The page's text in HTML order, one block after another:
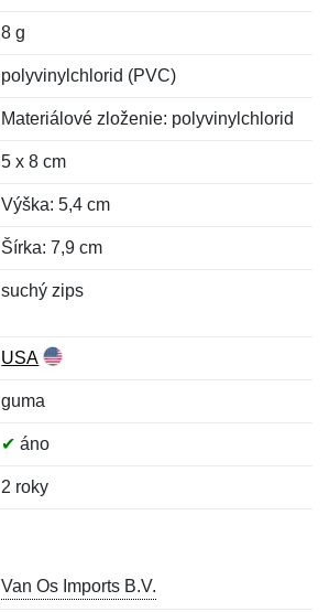
8 g
polyvinylchlorid (PVC)
Materiálové zloženie: polyvinylchlorid
5 x 8 cm
Výška: 5,4 cm
Šírka: 7,9 cm
suchý zips
USA
guma
✔ áno
2 roky
Van Os Imports B.V.